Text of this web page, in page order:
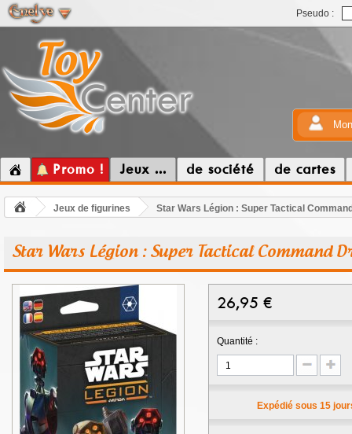
Pseudo :
Promo ! Jeux ... de société de cartes
Jeux de figurines Star Wars Légion : Super Tactical
Star Wars Légion : Super Tactical Command
26,95 €
Quantité :
Expédié sous 15